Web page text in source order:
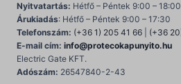
Nyitvatartás: Hétfő – Péntek 9:00 – 18:00
Árukiadás: Hétfő – Péntek 9:00 – 17:30
Telefonszám: (+36 1) 205 41 66
(+36
E-mail cím: info@protecokapunyito.hu
Electric Gate KFT.
Adószám: 26547840-2-43